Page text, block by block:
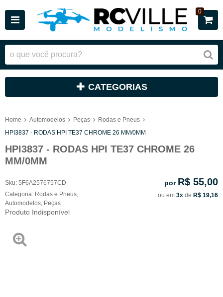
0
CATEGORIAS
Home Automodelos Peças
Rodas e Pneus
HPI3837 - RODAS HPI TE37 CHROME 26 MM/0MM
HPI3837 - RODAS HPI TE37 CHROME 26
MM/0MM
Sku: 5F6A2576757CD
Categoria: Rodas e Pneus
Automodelos Peças
Produto Indisponível
por R$ 55,00
ou em 3x de R$ 19,16